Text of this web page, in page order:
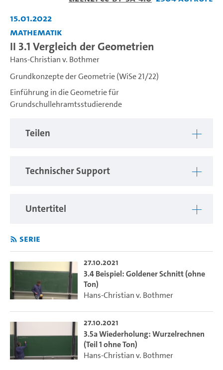
15.01.2022
Mathematik
II 3.1 Vergleich der Geometrien
Hans-Christian v. Bothmer
Grundkonzepte der Geometrie (WiSe 21/22)
Einführung in die Geometrie für
Grundschullehramtsstudierende
Teilen
Technischer Support
Untertitel
Serie
27.10.2021
3.4 Beispiel: Goldener Schnitt (ohne
Ton)
Hans-Christian v. Bothmer
27.10.2021
3.5a Wiederholung: Wurzelrechnen
(Teil 1 ohne Ton)
Hans-Christian v. Bothmer